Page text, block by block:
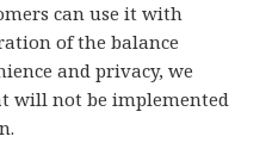
can use it with
of the balance
and privacy, we
will not be implemented